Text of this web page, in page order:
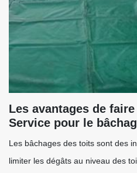
Les avantages de
Service pour le
Les bâchages des toits sont des
limiter les dégâts au niveau des